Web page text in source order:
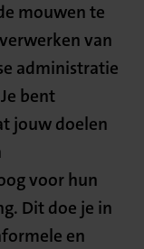
mouwen te
van
administratie
bent
jouw doelen
voor hun
Dit doe je in
en